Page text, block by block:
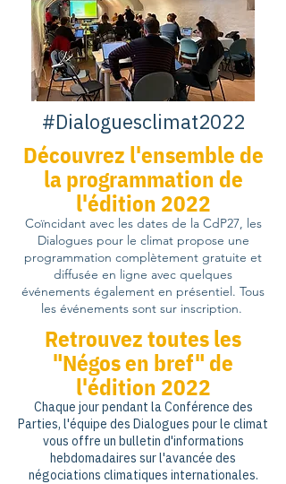
#Dialoguesclimat2022
Découvrez l'ensemble de
la programmation de
l'édition 2022
Coïncidant avec les dates de la CdP27, les
Dialogues pour le climat propose une
programmation complètement gratuite et
diffusée en ligne avec quelques
événements également en présentiel. Tous
les événements sont sur inscription.
Retrouvez toutes les
"Négos en bref" de
l'édition 2022
Chaque jour pendant la Conférence des
Parties, l'équipe des Dialogues pour le climat
vous offre un bulletin d'informations
hebdomadaires sur l'avancée des
négociations climatiques internationales.